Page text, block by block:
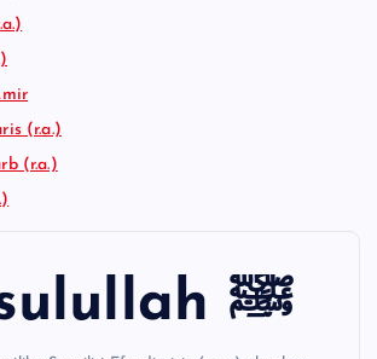
(r.a.)
(r.a.)
Resulullah ﷺ